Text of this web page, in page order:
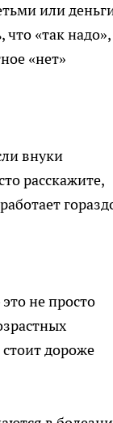
или
«так надо»,
«нет»
внуки
расскажите,
не просто
дороже